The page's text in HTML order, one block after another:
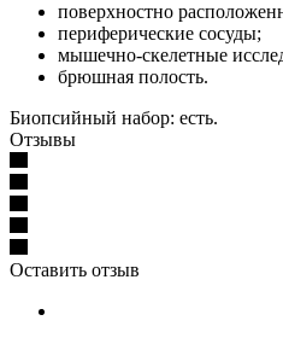
поверхностно
периферические сосуды;
мышечно-скелетные
брюшная полость.
Биопсийный набор: есть.
Отзывы
Оставить отзыв